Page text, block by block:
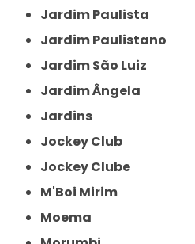
Jardim Paulista
Jardim Paulistano
Jardim São Luiz
Jardim Ângela
Jardins
Jockey Club
Jockey Clube
M'Boi Mirim
Moema